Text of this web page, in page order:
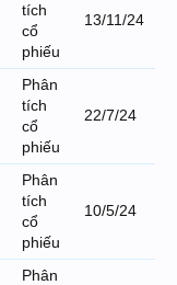
tích
cổ
phiếu
13/11/24
Phân
tích
cổ
phiếu
22/7/24
Phân
tích
cổ
phiếu
10/5/24
Phân